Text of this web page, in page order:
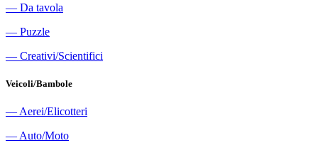
― Da tavola
― Puzzle
― Creativi/Scientifici
Veicoli/Bambole
― Aerei/Elicotteri
― Auto/Moto